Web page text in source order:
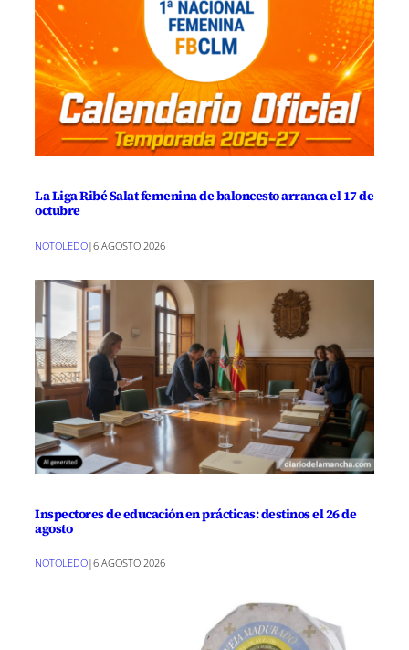
La Liga Ribé Salat femenina de baloncesto arranca el 17 de
octubre
NOTOLEDO|6 AGOSTO 2026
Inspectores de educación en prácticas: destinos el 26 de
agosto
NOTOLEDO|6 AGOSTO 2026